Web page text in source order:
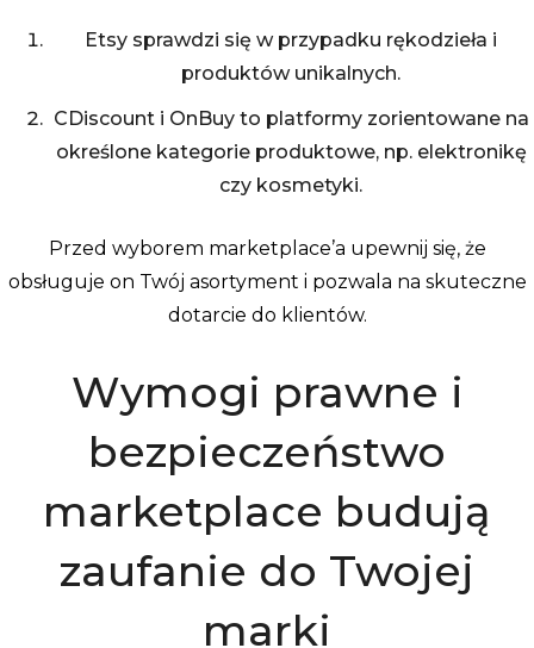
Etsy sprawdzi się w przypadku rękodzieła i
produktów unikalnych.
CDiscount i OnBuy to platformy zorientowane na
określone kategorie produktowe, np. elektronikę
czy kosmetyki.
Przed wyborem marketplace’a upewnij się, że
obsługuje on Twój asortyment i pozwala na skuteczne
dotarcie do klientów.
Wymogi prawne i
bezpieczeństwo
marketplace budują
zaufanie do Twojej
marki